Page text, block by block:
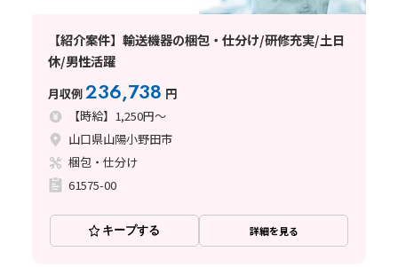
【紹介案件】輸送機器の梱包・仕分け/研修充実/土日
休/男性活躍
月収例236,738 円
【時給】1,250円～
山口県山陽小野田市
梱包・仕分け
61575-00
キープする 詳細を見る